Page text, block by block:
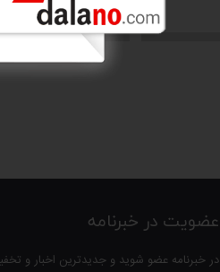
امکانات و قابلیت ها0/5
عضویت در خبرنامه
در خبرنامه عضو شوید و جدیدترین اخبار و